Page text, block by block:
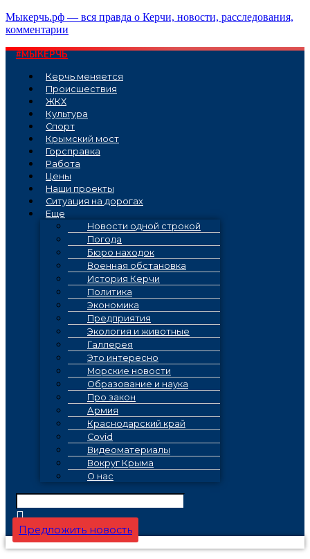
Перейти
к
Мыкерчь.рф — вся правда о Керчи, новости, расследования,
комментарии
#МЫКЕРЧЬ
Керчь меняется
Проиcшествия
ЖКХ
Культура
Спорт
Крымский мост
Горсправка
Работа
Цены
Наши проекты
Ситуация на дорогах
Еще
Новости одной строкой
Погода
Бюро находок
Военная обстановка
История Керчи
Политика
Экономика
Предприятия
Экология и животные
Галлерея
Это интересно
Морские новости
Образование и наука
Про закон
Армия
Краснодарский край
Covid
Видеоматериалы
Вокруг Крыма
О нас
Предложить новость